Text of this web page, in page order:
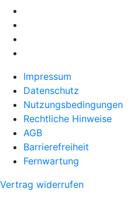
Impressum
Datenschutz
Nutzungsbedingungen
Rechtliche Hinweise
AGB
Barrierefreiheit
Fernwartung
Vertrag widerrufen